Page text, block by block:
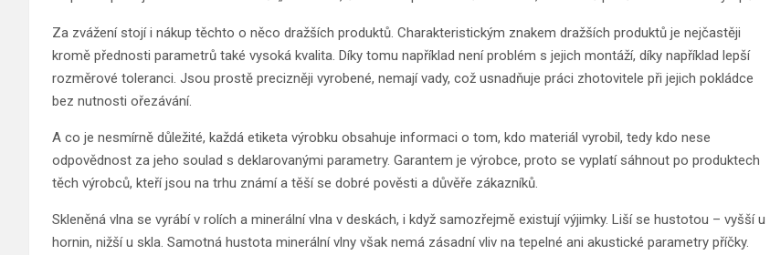
Za zvážení stojí i nákup těchto o něco dražších produktů. Charakteristickým znakem dražších produktů je nejčastěji
kromě přednosti parametrů také vysoká kvalita. Díky tomu například není problém s jejich montáží, díky například lepší
rozměrové toleranci. Jsou prostě precizněji vyrobené, nemají vady, což usnadňuje práci zhotovitele při jejich pokládce
bez nutnosti ořezávání.
A co je nesmírně důležité, každá etiketa výrobku obsahuje informaci o tom, kdo materiál vyrobil, tedy kdo nese
odpovědnost za jeho soulad s deklarovanými parametry. Garantem je výrobce, proto se vyplatí sáhnout po produktech
těch výrobců, kteří jsou na trhu známí a těší se dobré pověsti a důvěře zákazníků.
Skleněná vlna se vyrábí v rolích a minerální vlna v deskách, i když samozřejmě existují výjimky. Liší se hustotou – vyšší u
hornin, nižší u skla. Samotná hustota minerální vlny však nemá zásadní vliv na tepelné ani akustické parametry příčky.